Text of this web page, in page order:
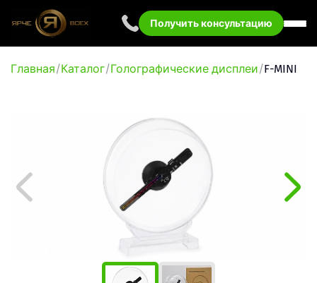
Получить консультацию
Главная Каталог Голографические дисплеи F-MINI